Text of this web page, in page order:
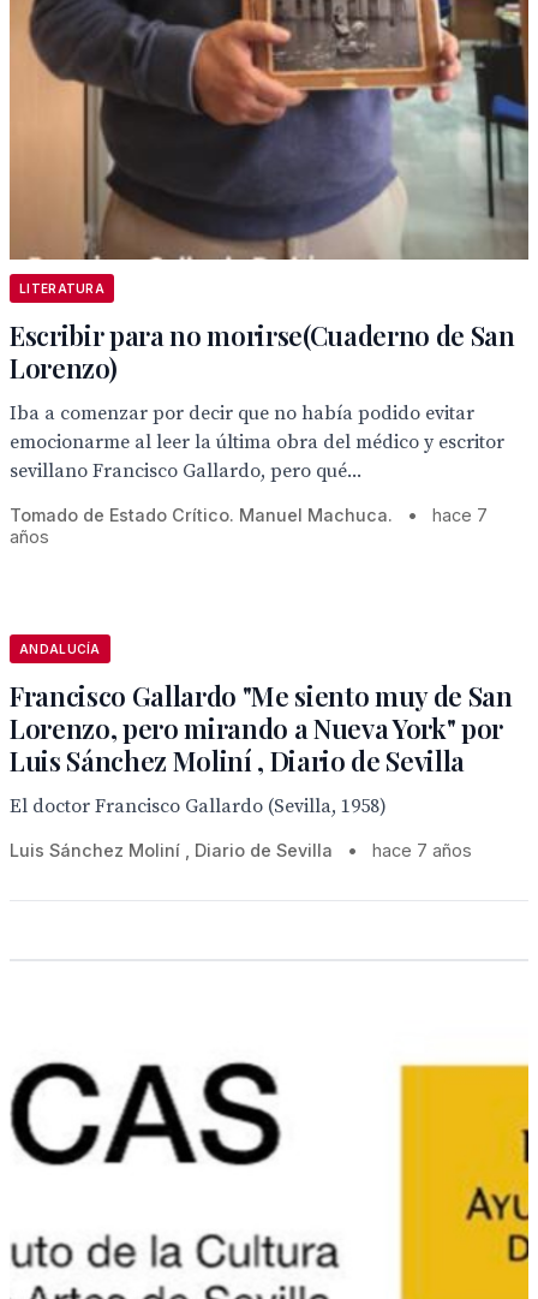
LITERATURA
Escribir para no morirse(Cuaderno de San
Lorenzo)
Iba a comenzar por decir que no había podido evitar
emocionarme al leer la última obra del médico y escritor
sevillano Francisco Gallardo, pero qué...
Tomado de Estado Crítico. Manuel Machuca. •
hace 7
años
ANDALUCÍA
Francisco Gallardo "Me siento muy de San
Lorenzo, pero mirando a Nueva York" por
Luis Sánchez Moliní , Diario de Sevilla
El doctor Francisco Gallardo (Sevilla, 1958)
Luis Sánchez Moliní , Diario de Sevilla • hace 7 años